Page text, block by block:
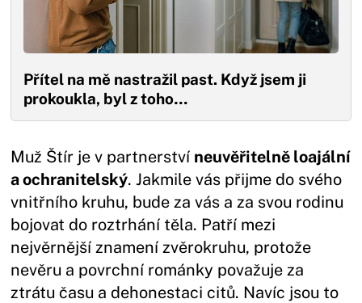
Přítel na mě nastražil past. Když jsem ji
prokoukla, byl z toho…
Muž Štír je v partnerství neuvěřitelně loajální
a ochranitelský. Jakmile vás přijme do svého
vnitřního kruhu, bude za vás a za svou rodinu
bojovat do roztrhání těla. Patří mezi
nejvěrnější znamení zvěrokruhu, protože
nevěru a povrchní románky považuje za
ztrátu času a dehonestaci citů. Navíc jsou to